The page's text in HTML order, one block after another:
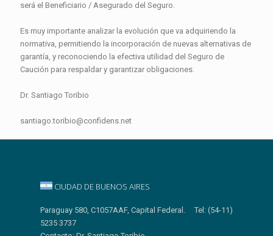
será el Beneficiario / Asegurado del Seguro.
Es muy importante analizar la evolución que va adquiriendo la
normativa, permitiendo la incorporación de nuevas alternativas de
garantía, y reconociendo la efectiva utilidad del Seguro de
Caución para respaldar y garantizar obligaciones.
Dr. Santiago Toribio
santiago.toribio@confidens.net
CIUDAD DE BUENOS AIRES
Paraguay 580, C1057AAF, Capital Federal. Tel: (54-11)
5235 3737